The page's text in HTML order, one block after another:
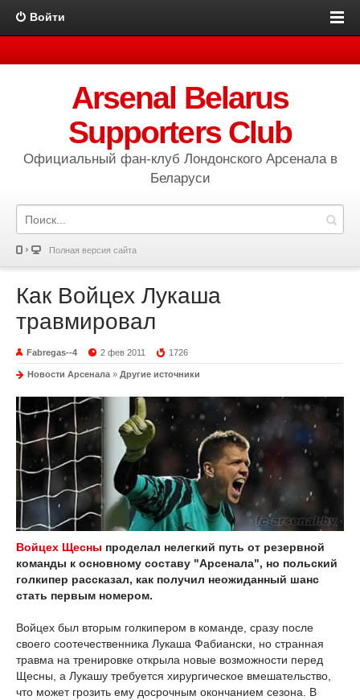
Войти
Arsenal Belarus
Supporters Club
Официальный фан-клуб Лондонского Арсенала в
Беларуси
Полная версия сайта
Как Войцех Лукаша
травмировал
Fabregas--4 2 фев 2011 1726
Новости Арсенала » Другие источники
Войцех Щесны проделал нелегкий путь от резервной
команды к основному составу "Арсенала", но польский
голкипер рассказал, как получил неожиданный шанс
стать первым номером.
Войцех был вторым голкипером в команде, сразу после
своего соотечественника Лукаша Фабиански, но странная
травма на тренировке открыла новые возможности перед
Щесны, а Лукашу требуется хирургическое вмешательство,
что может грозить ему досрочным окончанием сезона. В